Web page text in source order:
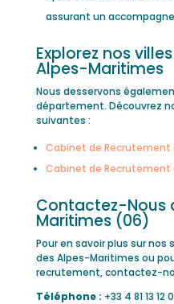
assurant un
Explorez nos
Alpes-Maritimes
Nous desservons
département. Découvrez
suivantes :
Cabinet de Recrutement
Cabinet de Recrutement
Contactez-Nous
Maritimes (06)
Pour en savoir plus sur
des Alpes-Maritimes ou
recrutement, contactez-
Téléphone : +33 4 81 13 12